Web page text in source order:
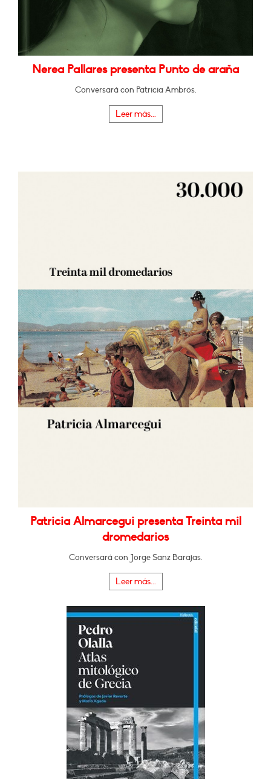
Nerea Pallares presenta Punto de araña
Conversará con Patricia Ambrós.
Leer más...
Patricia Almarcegui presenta Treinta mil
dromedarios
Conversará con Jorge Sanz Barajas.
Leer más...